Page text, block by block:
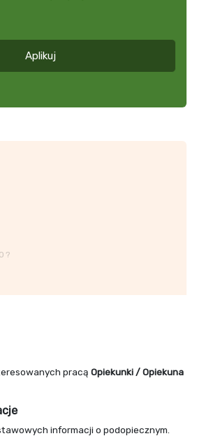
Aplikuj
pracą Opiekunki / Opiekuna
informacji o podopiecznym.